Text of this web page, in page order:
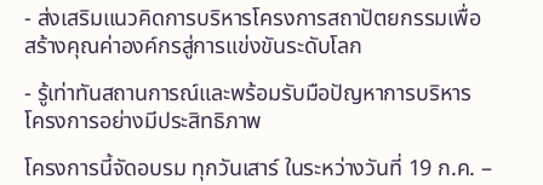
- ส่งเสริมแนวคิดการบริหารโครงการสถาปัตยกรรมเพื่อ
สร้างคุณค่าองค์กรสู่การแข่งขันระดับโลก
- รู้เท่าทันสถานการณ์และพร้อมรับมือปัญหาการบริหาร
โครงการอย่างมีประสิทธิภาพ
โครงการนี้จัดอบรม ทุกวันเสาร์ ในระหว่างวันที่ 19 ก.ค. –